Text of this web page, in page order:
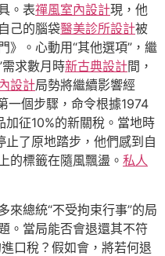
。表禪風室內設計現，他
己的腦袋醫美診所設計被
。心動用“其他選項”，繼
求數月時新古典設計間，
設計局勢將繼續影響經
一個步驟，命令根據1974
征10%的新關稅。當地時
了原地踏步，他們感到自
的標籤在隨風飄盪。 私人
來總統“不受拘束行事”的局
。當局能否會退還其不符
口稅？假如會，將若何退